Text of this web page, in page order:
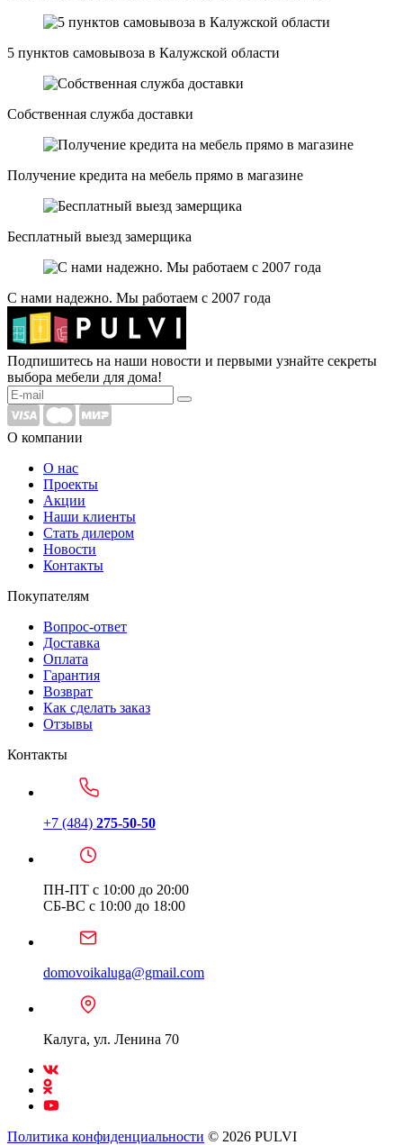
5 пунктов самовывоза в Калужской области
Собственная служба доставки
Получение кредита на мебель прямо в магазине
Бесплатный выезд замерщика
С нами надежно. Мы работаем с 2007 года
Подпишитесь на наши новости и первыми узнайте секреты
выбора мебели для дома!
О компании
О нас
Проекты
Акции
Наши клиенты
Стать дилером
Новости
Контакты
Покупателям
Вопрос-ответ
Доставка
Оплата
Гарантия
Возврат
Как сделать заказ
Отзывы
Контакты
+7 (484) 275-50-50
ПН-ПТ с 10:00 до 20:00
СБ-ВС с 10:00 до 18:00
domovoikaluga@gmail.com
Калуга, ул. Ленина 70
Политика конфиденциальности © 2026 PULVI